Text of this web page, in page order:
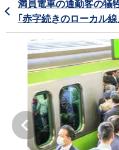
満員電車の通勤客の犠
｢赤字続きのローカル